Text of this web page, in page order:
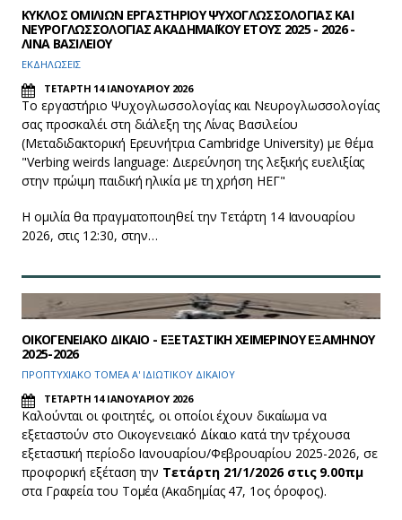
ΚΥΚΛΟΣ ΟΜΙΛΙΩΝ ΕΡΓΑΣΤΗΡΙΟΥ ΨΥΧΟΓΛΩΣΣΟΛΟΓΙΑΣ ΚΑΙ
ΝΕΥΡΟΓΛΩΣΣΟΛΟΓΙΑΣ ΑΚΑΔΗΜΑΪΚΟΥ ΕΤΟΥΣ 2025 - 2026 -
ΛΙΝΑ ΒΑΣΙΛΕΙΟΥ
ΕΚΔΗΛΩΣΕΙΣ
ΤΕΤΑΡΤΗ 14 ΙΑΝΟΥΑΡΙΟΥ 2026
Το εργαστήριο Ψυχογλωσσολογίας και Νευρογλωσσολογίας
σας προσκαλέι στη διάλεξη της Λίνας Βασιλείου
(Μεταδιδακτορική Ερευνήτρια Cambridge University) με θέμα
"Verbing weirds language: Διερεύνηση της λεξικής ευελιξίας
στην πρώιμη παιδική ηλικία με τη χρήση ΗΕΓ"
Η ομιλία θα πραγματοποιηθεί την Τετάρτη 14 Ιανουαρίου
2026, στις 12:30, στην…
ΟΙΚΟΓΕΝΕΙΑΚΟ ΔΙΚΑΙΟ - ΕΞΕΤΑΣΤΙΚΗ ΧΕΙΜΕΡΙΝΟΥ ΕΞΑΜΗΝΟΥ
2025-2026
ΠΡΟΠΤΥΧΙΑΚΟ ΤΟΜΕΑ Α' ΙΔΙΩΤΙΚΟΥ ΔΙΚΑΙΟΥ
ΤΕΤΑΡΤΗ 14 ΙΑΝΟΥΑΡΙΟΥ 2026
Καλούνται οι φοιτητές, οι οποίοι έχουν δικαίωμα να
εξεταστούν στο Οικογενειακό Δίκαιο κατά την τρέχουσα
εξεταστική περίοδο Ιανουαρίου/Φεβρουαρίου 2025-2026, σε
προφορική εξέταση την Τετάρτη 21/1/2026 στις 9.00πμ
στα Γραφεία του Τομέα (Ακαδημίας 47, 1ος όροφος).